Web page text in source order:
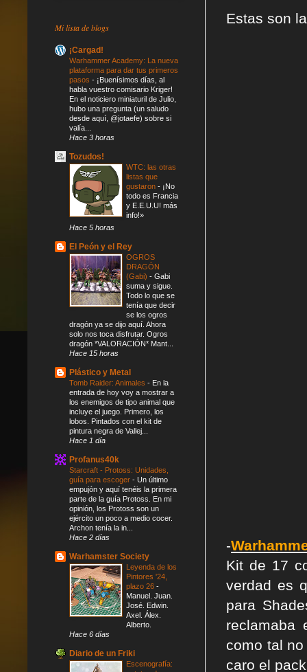
Estas son
-
Kit de 17
verdad es
para
reclamaba
como tal
caro el
Mi lista de blogs
¡Cargad!
Warhammer Academy: La nueva
plataforma para dar tus primeros
pasos - ¡Buenísimos días, al
habla vuestro comisario Kriger!
En el noticiero miniaturil de Julio,
hubo una pregunta (un saludo
desde aquí, @jotaefe) sobre si
valía...
Hace 3 horas
Tozudos!
WTC: las otras
listas que
gustaron - ¡No
todo es Francia
y E.E.U.U! más
info!»
Hace 5 horas
El Peón y el Rey
OGROS
DRAGÓN
(Gabi) - Gabi
suma y sigue.
Todo lo que se
tenía que decir
se los ogros
dragón ya se dijo aquí. Ahora
solo nos toca disfrutar. Ogros
dragón *VALORACIÓN* Mant...
Hace 15 horas
Plástico y Metal
Tomb Raider: Animales - En la
entrada de hoy voy a mostrar a
los enemigos de tipo animal que
incluye el juego. Primero, los
lobos. Pintados con el kit de
pintura negra de Vallej...
Hace 1 día
Profanus40k
Starcraft - Protoss: Unidades,
guía para escoger - Un último
empujón y aquí tenéis la primera
parte de la guía Protoss. En mi
opinión, los Protoss son un
ejército un poco a medio cocer.
Archon tenía la in...
Hace 2 días
Warhamster Society
Leyenda de los
Pintores '24,
plazo 26 -
Manuel. Juan.
José. Edwin.
Axel. Álex.
Alberto.
Hace 6 días
Diario de un Friki
Escenografía: